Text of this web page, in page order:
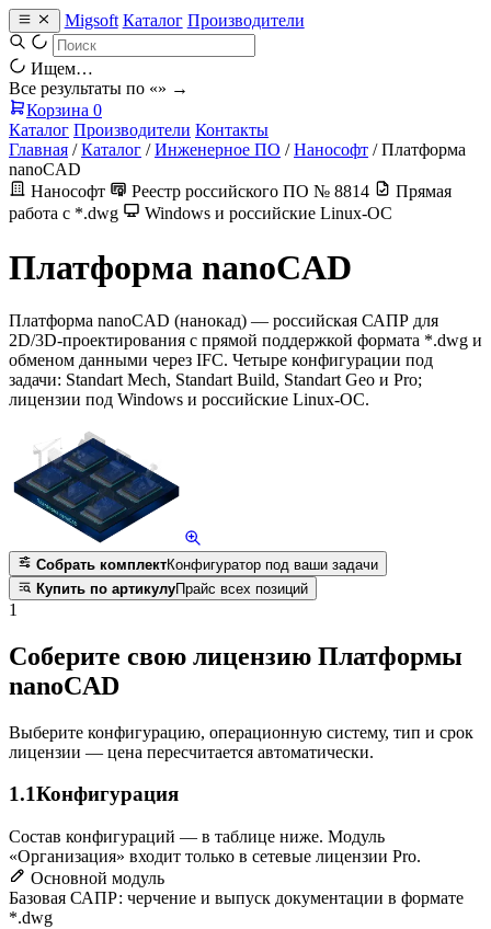
Migsoft Каталог Производители
Ищем…
Все результаты по «» →
Корзина 0
Каталог Производители Контакты
Главная / Каталог / Инженерное ПО / Нанософт / Платформа
nanoCAD
Нанософт
Реестр российского ПО № 8814
Прямая
работа с *.dwg
Windows и российские Linux-ОС
Платформа nanoCAD
Платформа nanoCAD (нанокад) — российская САПР для
2D/3D-проектирования с прямой поддержкой формата *.dwg и
обменом данными через IFC. Четыре конфигурации под
задачи: Standart Mech, Standart Build, Standart Geo и Pro;
лицензии под Windows и российские Linux-ОС.
Собрать комплектКонфигуратор под ваши задачи
Купить по артикулуПрайс всех позиций
1
Соберите свою лицензию Платформы
nanoCAD
Выберите конфигурацию, операционную систему, тип и срок
лицензии — цена пересчитается автоматически.
1.1Конфигурация
Состав конфигураций — в таблице ниже. Модуль
«Организация» входит только в сетевые лицензии Pro.
Основной модуль
Базовая САПР: черчение и выпуск документации в формате
*.dwg